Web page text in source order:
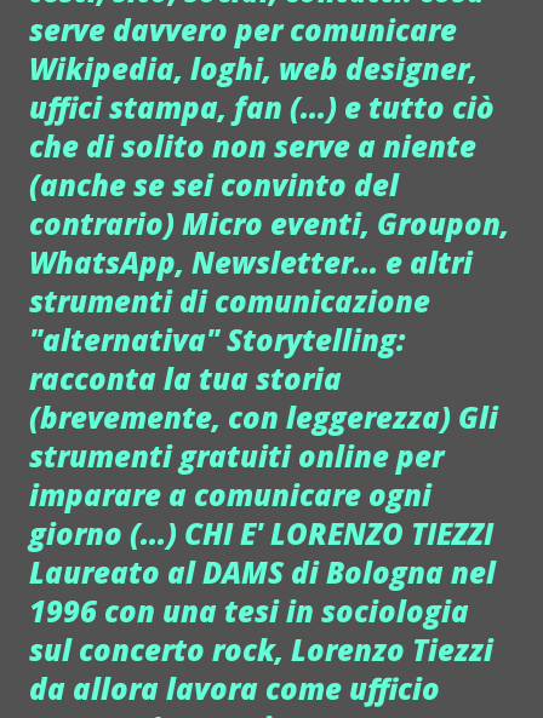
serve davvero per comunicare
Wikipedia, loghi, web designer,
uffici stampa, fan (...) e tutto ciò
che di solito non serve a niente
(anche se sei convinto del
contrario) Micro eventi, Groupon,
WhatsApp, Newsletter... e altri
strumenti di comunicazione
"alternativa" Storytelling:
racconta la tua storia
(brevemente, con leggerezza) Gli
strumenti gratuiti online per
imparare a comunicare ogni
giorno (...) CHI E' LORENZO TIEZZI
Laureato al DAMS di Bologna nel
1996 con una tesi in sociologia
sul concerto rock, Lorenzo Tiezzi
da allora lavora come ufficio